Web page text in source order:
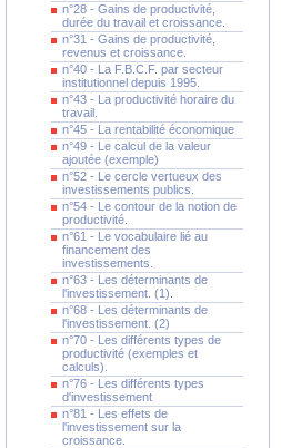
n°28 - Gains de productivité,
durée du travail et croissance.
n°31 - Gains de productivité,
revenus et croissance.
n°40 - La F.B.C.F. par secteur
institutionnel depuis 1995.
n°43 - La productivité horaire du
travail.
n°45 - La rentabilité économique
n°49 - Le calcul de la valeur
ajoutée (exemple)
n°52 - Le cercle vertueux des
investissements publics.
n°54 - Le contour de la notion de
productivité.
n°61 - Le vocabulaire lié au
financement des
investissements.
n°63 - Les déterminants de
l'investissement. (1).
n°68 - Les déterminants de
l'investissement. (2)
n°70 - Les différents types de
productivité (exemples et
calculs).
n°76 - Les différents types
d'investissement
n°81 - Les effets de
l'investissement sur la
croissance.